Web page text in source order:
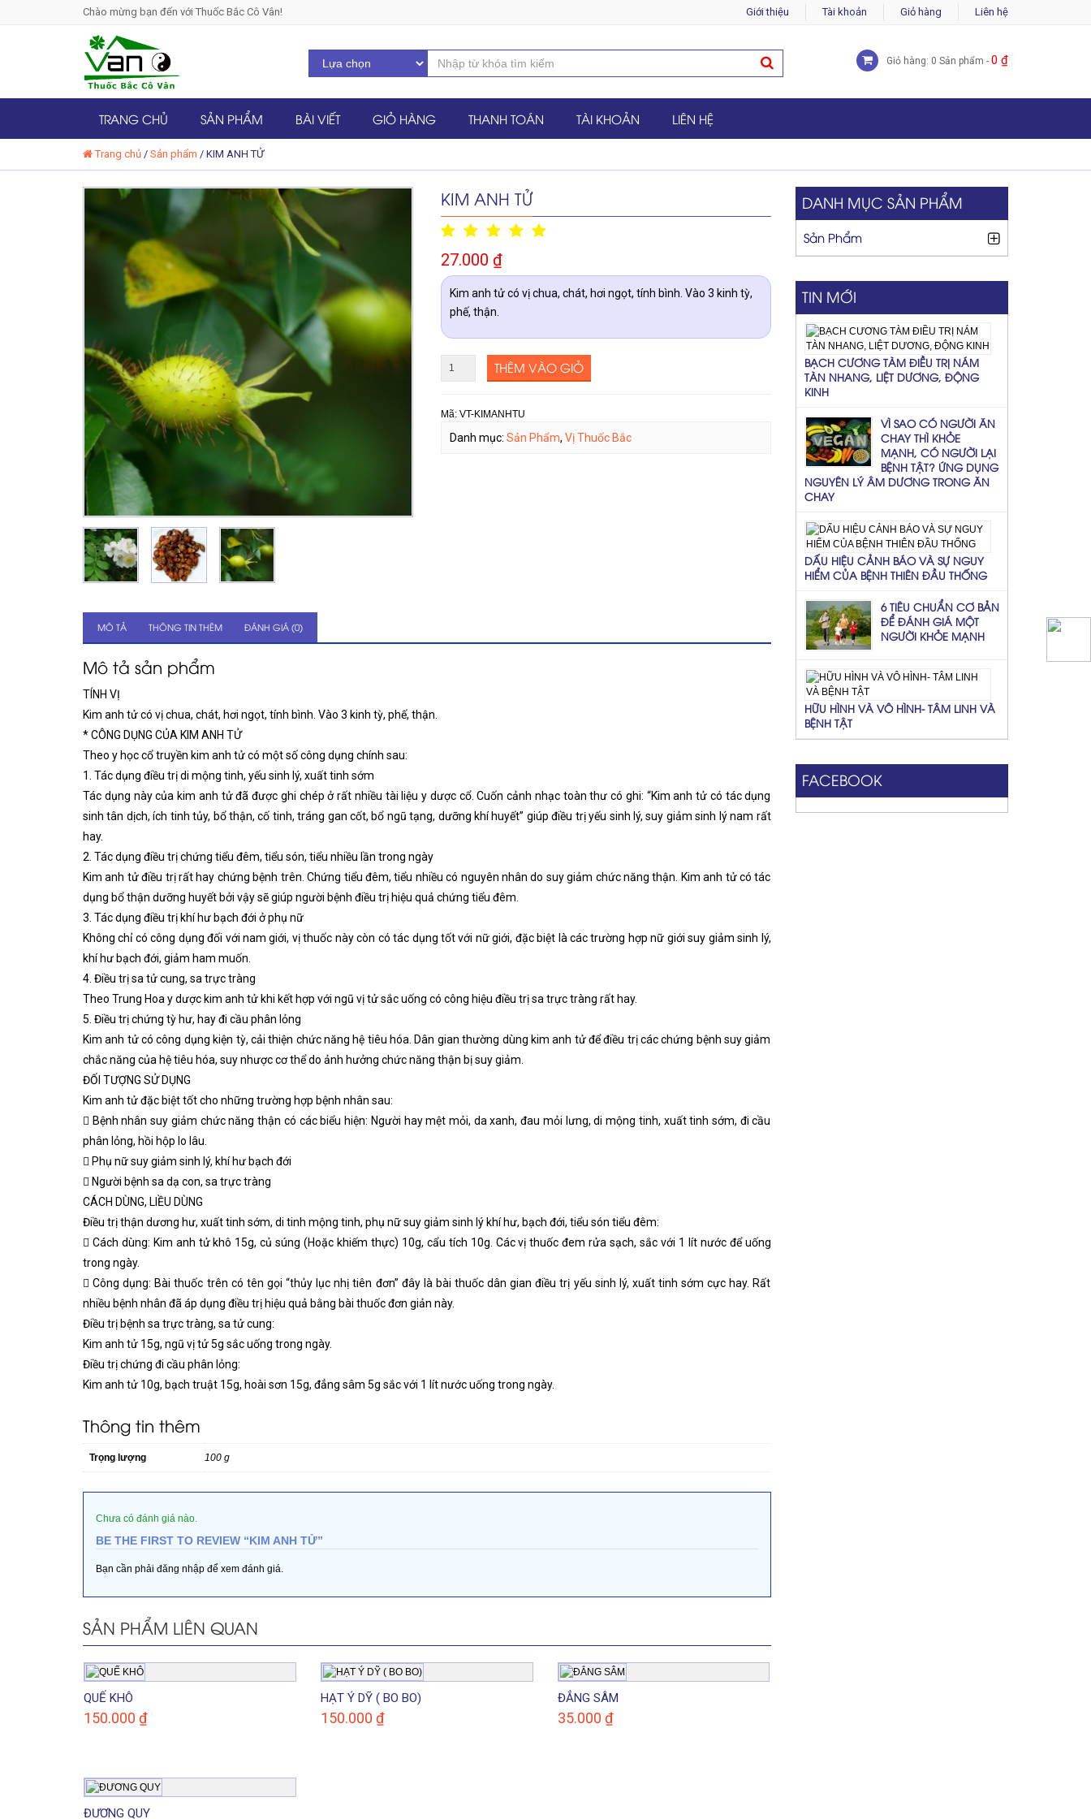
Chào mừng bạn đến với Thuốc Bắc Cô Vân! Giới thiệu Tài khoản Giỏ hàng Liên hệ
Giỏ hàng: 0 Sản phẩm - 0 ₫
TRANG CHỦ SẢN PHẨM BÀI VIẾT GIỎ HÀNG THANH TOÁN TÀI KHOẢN LIÊN HỆ
Trang chủ / Sản phẩm / KIM ANH TỬ
KIM ANH TỬ
27.000 ₫
Kim anh tử có vị chua, chát, hơi ngọt, tính bình. Vào 3 kinh tỳ,
phế, thận.
THÊM VÀO GIỎ
Mã: VT-KIMANHTU
Danh mục: Sản Phẩm, Vị Thuốc Bắc
MÔ TẢ THÔNG TIN THÊM ĐÁNH GIÁ (0)
Mô tả sản phẩm
TÍNH VỊ
Kim anh tử có vị chua, chát, hơi ngọt, tính bình. Vào 3 kinh tỳ, phế, thận.
* CÔNG DỤNG CỦA KIM ANH TỬ
Theo y học cổ truyền kim anh tử có một số công dụng chính sau:
1. Tác dụng điều trị di mộng tinh, yếu sinh lý, xuất tinh sớm
Tác dụng này của kim anh tử đã được ghi chép ở rất nhiều tài liệu y dược cổ. Cuốn cảnh nhạc toàn thư có ghi: “Kim anh tử có tác dụng
sinh tân dịch, ích tinh tủy, bổ thận, cố tinh, tráng gan cốt, bổ ngũ tạng, dưỡng khí huyết” giúp điều trị yếu sinh lý, suy giảm sinh lý nam rất
hay.
2. Tác dụng điều trị chứng tiểu đêm, tiểu són, tiểu nhiều lần trong ngày
Kim anh tử điều trị rất hay chứng bệnh trên. Chứng tiểu đêm, tiểu nhiều có nguyên nhân do suy giảm chức năng thận. Kim anh tử có tác
dụng bổ thận dưỡng huyết bởi vậy sẽ giúp người bệnh điều trị hiệu quả chứng tiểu đêm.
3. Tác dụng điều trị khí hư bạch đới ở phụ nữ
Không chỉ có công dụng đối với nam giới, vị thuốc này còn có tác dụng tốt với nữ giới, đặc biệt là các trường hợp nữ giới suy giảm sinh lý,
khí hư bạch đới, giảm ham muốn.
4. Điều trị sa tử cung, sa trực tràng
Theo Trung Hoa y dược kim anh tử khi kết hợp với ngũ vị tử sắc uống có công hiệu điều trị sa trực tràng rất hay.
5. Điều trị chứng tỳ hư, hay đi cầu phân lỏng
Kim anh tử có công dụng kiện tỳ, cải thiện chức năng hệ tiêu hóa. Dân gian thường dùng kim anh tử để điều trị các chứng bệnh suy giảm
chắc năng của hệ tiêu hóa, suy nhược cơ thể do ảnh hưởng chức năng thận bị suy giảm.
ĐỐI TƯỢNG SỬ DỤNG
Kim anh tử đặc biệt tốt cho những trường hợp bệnh nhân sau:
 Bệnh nhân suy giảm chức năng thận có các biểu hiện: Người hay mệt mỏi, da xanh, đau mỏi lưng, di mộng tinh, xuất tinh sớm, đi cầu
phân lỏng, hồi hộp lo lâu.
 Phụ nữ suy giảm sinh lý, khí hư bạch đới
 Người bệnh sa dạ con, sa trực tràng
CÁCH DÙNG, LIỀU DÙNG
Điều trị thận dương hư, xuất tinh sớm, di tinh mộng tinh, phụ nữ suy giảm sinh lý khí hư, bạch đới, tiểu són tiểu đêm:
 Cách dùng: Kim anh tử khô 15g, củ súng (Hoặc khiếm thực) 10g, cẩu tích 10g. Các vị thuốc đem rửa sạch, sắc với 1 lít nước để uống
trong ngày.
 Công dụng: Bài thuốc trên có tên gọi “thủy lục nhị tiên đơn” đây là bài thuốc dân gian điều trị yếu sinh lý, xuất tinh sớm cực hay. Rất
nhiều bệnh nhân đã áp dụng điều trị hiệu quả bằng bài thuốc đơn giản này.
Điều trị bệnh sa trực tràng, sa tử cung:
Kim anh tử 15g, ngũ vị tử 5g sắc uống trong ngày.
Điều trị chứng đi cầu phân lỏng:
Kim anh tử 10g, bạch truật 15g, hoài sơn 15g, đẳng sâm 5g sắc với 1 lít nước uống trong ngày.
Thông tin thêm
Trọng lượng 100 g
Chưa có đánh giá nào.
BE THE FIRST TO REVIEW “KIM ANH TỬ”
Bạn cần phải đăng nhập để xem đánh giá.
SẢN PHẨM LIÊN QUAN
QUẾ KHÔ
150.000 ₫
HẠT Ý DỸ ( BO BO)
150.000 ₫
ĐẲNG SÂM
35.000 ₫
ĐƯƠNG QUY
DANH MỤC SẢN PHẨM
Sản Phẩm
TIN MỚI
BẠCH CƯƠNG TÀM ĐIỀU TRỊ NÁM
TÀN NHANG, LIỆT DƯƠNG, ĐỘNG
KINH
VÌ SAO CÓ NGƯỜI ĂN
CHAY THÌ KHỎE
MẠNH, CÓ NGƯỜI LẠI
BỆNH TẬT? ỨNG DỤNG
NGUYÊN LÝ ÂM DƯƠNG TRONG ĂN
CHAY
DẤU HIỆU CẢNH BÁO VÀ SỰ NGUY
HIỂM CỦA BỆNH THIÊN ĐẦU THỐNG
6 TIÊU CHUẨN CƠ BẢN
ĐỂ ĐÁNH GIÁ MỘT
NGƯỜI KHỎE MẠNH
HỮU HÌNH VÀ VÔ HÌNH- TÂM LINH VÀ
BỆNH TẬT
FACEBOOK